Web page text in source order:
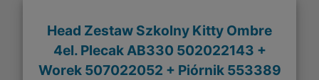
Head Zestaw Szkolny Kitty Ombre
4el. Plecak AB330 502022143 +
Worek 507022052 + Piórnik 553389